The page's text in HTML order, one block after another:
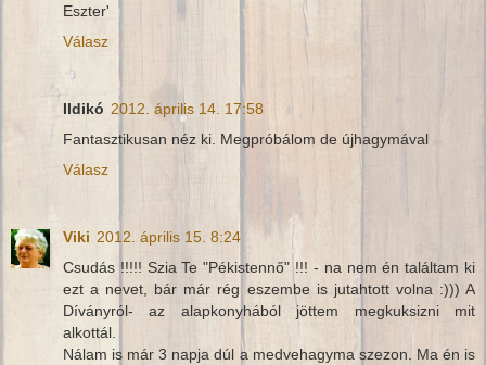
Eszter'
Válasz
Ildikó 2012. április 14. 17:58
Fantasztikusan néz ki. Megpróbálom de újhagymával
Válasz
Viki 2012. április 15. 8:24
Csudás !!!!! Szia Te "Pékistennő" !!! - na nem én találtam ki
ezt a nevet, bár már rég eszembe is jutahtott volna :))) A
Díványról- az alapkonyhából jöttem megkuksizni mit
alkottál.
Nálam is már 3 napja dúl a medvehagyma szezon. Ma én is